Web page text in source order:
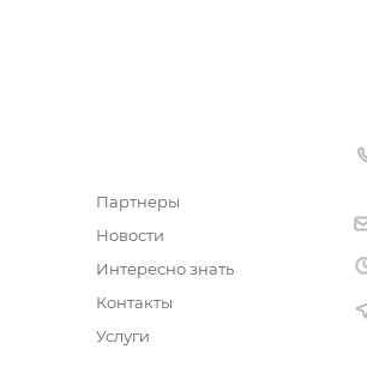
Партнеры
Новости
Интересно знать
Контакты
Услуги